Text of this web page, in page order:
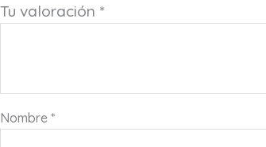
Tu valoración *
Nombre*